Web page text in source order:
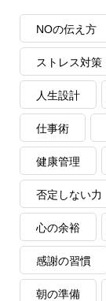
NOの伝え方
ストレス対策
人生設計
仕事術
健康管理
否定しない力
心の余裕
感謝の習慣
朝の準備